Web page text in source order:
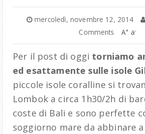
mercoledì, novembre 12, 2014
Comments
A+ a-
Per il post di oggi torniamo
ed esattamente sulle isole
piccole isole coralline si
Lombok a circa 1h30/2h di
coste di Bali e sono perfette
soggiorno mare da abbinare